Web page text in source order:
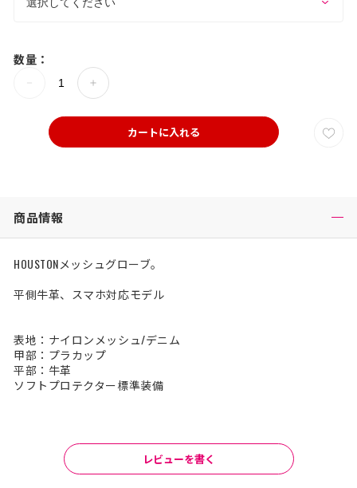
数量：
カートに入れる
商品情報
HOUSTONメッシュグローブ。
平側牛革、スマホ対応モデル
表地：ナイロンメッシュ/デニム
甲部：プラカップ
平部：牛革
ソフトプロテクター標準装備
レビューを書く